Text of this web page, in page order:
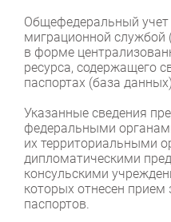
Общефедеральный учет
миграционной
в форме
ресурса, содержащего
паспортах (база
Указанные сведения
федеральными
их территориальными
дипломатическими
консульскими
которых отнесен
паспортов.